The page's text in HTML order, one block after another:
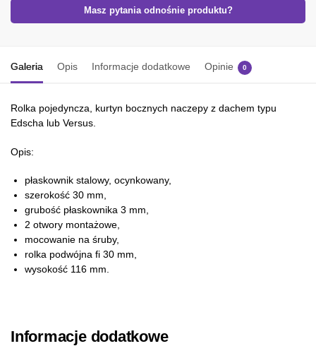
Masz pytania odnośnie produktu?
Galeria Opis Informacje dodatkowe Opinie 0
Rolka pojedyncza, kurtyn bocznych naczepy z dachem typu
Edscha lub Versus.
Opis:
płaskownik stalowy, ocynkowany,
szerokość 30 mm,
grubość płaskownika 3 mm,
2 otwory montażowe,
mocowanie na śruby,
rolka podwójna fi 30 mm,
wysokość 116 mm.
Informacje dodatkowe